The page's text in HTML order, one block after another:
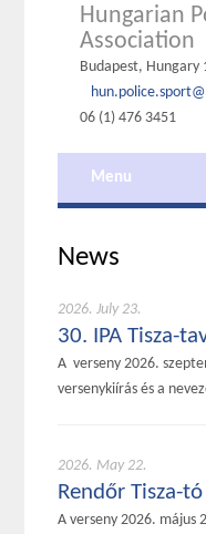
Hungarian
Association
Budapest, Hungary
06 (1) 476 3451
Menu
News
2026. July 23.
30. IPA Tisza-
A verseny 2026.
versenykiírás és a
2026. May 22.
Rendőr Tisza-
A verseny 2026. május